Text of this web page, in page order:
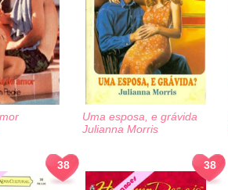
Uma esposa, e grávida
Julianna Morris
38 38